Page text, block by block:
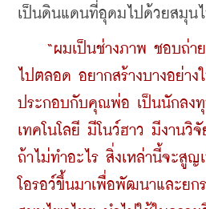
เป็นดินแดนที่อุดมไปด้วยสมุน
“ผมเป็นช่างภาพ ชอบถ่า
ไปตลอด อยากสร้างบางอย่าง
ประกอบกับคุณพ่อ เป็นนักลงทุ
เทคโนโลยี มีโนว์ฮาว มีงานวิ
ถ้าไม่ทำอะไร สิ่งเหล่านี้จะสูญ
โอรอว์ขึ้นมาเพื่อพัฒนาและยก